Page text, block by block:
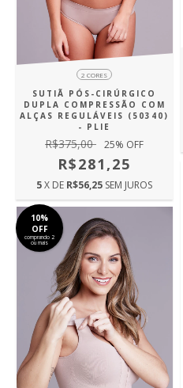
2 CORES
SUTIÃ PÓS-CIRÚRGICO
DUPLA COMPRESSÃO COM
ALÇAS REGULÁVEIS (50340)
- PLIE
R$375,00 25% OFF
R$281,25
5X DE R$56,25 SEM JUROS
10%
OFF
comprando 2
ou mais